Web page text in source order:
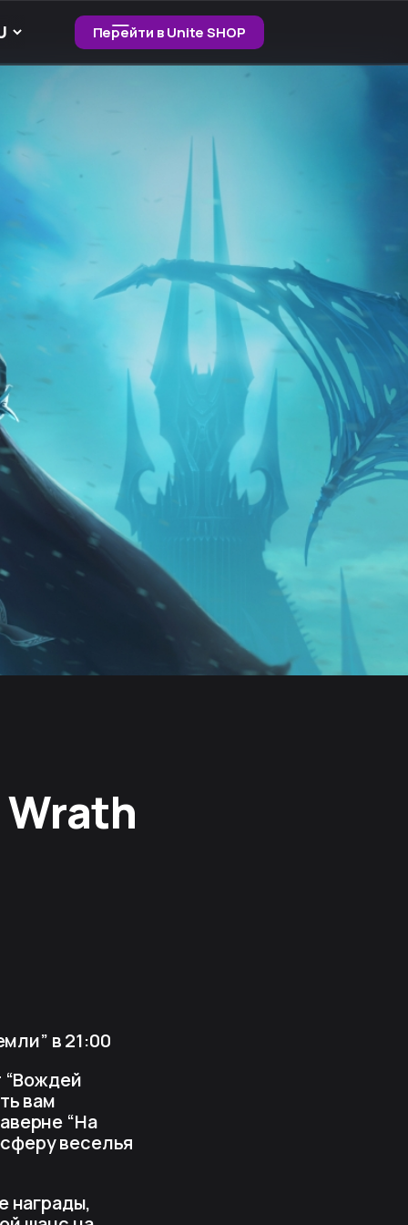
Перейти в Unite SHOP
в 21:00
“Вождей
вам
“На
веселья
награды,